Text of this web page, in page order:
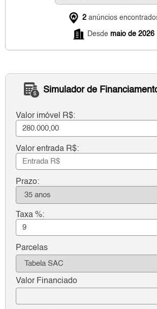
2 anúncios
Desde maio de 2026
Simulador de
Valor imóvel R$:
Valor entrada R$:
Prazo:
Taxa %:
Parcelas
Valor Financiado